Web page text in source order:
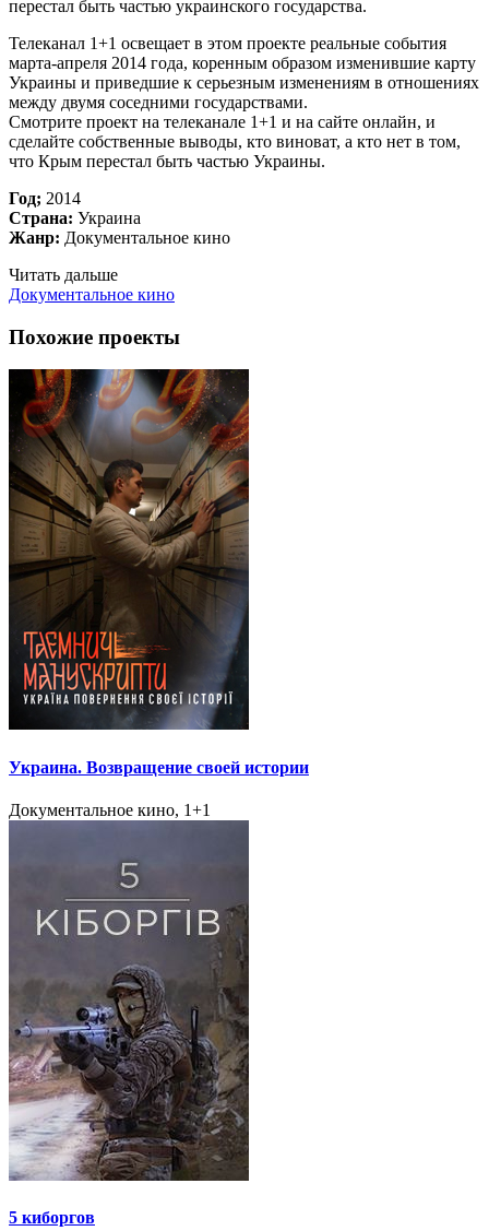
перестал быть частью украинского государства.
Телеканал 1+1 освещает в этом проекте реальные события
марта-апреля 2014 года, коренным образом изменившие карту
Украины и приведшие к серьезным изменениям в отношениях
между двумя соседними государствами.
Смотрите проект на телеканале 1+1 и на сайте онлайн, и
сделайте собственные выводы, кто виноват, а кто нет в том,
что Крым перестал быть частью Украины.
Год; 2014
Страна: Украина
Жанр: Документальное кино
Читать дальше
Документальное кино
Похожие проекты
Украина. Возвращение своей истории
Документальное кино, 1+1
5 киборгов